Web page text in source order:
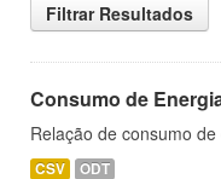
Filtrar Resultados
Consumo de
Relação de consumo
CSV ODT